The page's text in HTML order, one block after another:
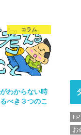
コラム
わからない時
べき３つのこ
FP
お